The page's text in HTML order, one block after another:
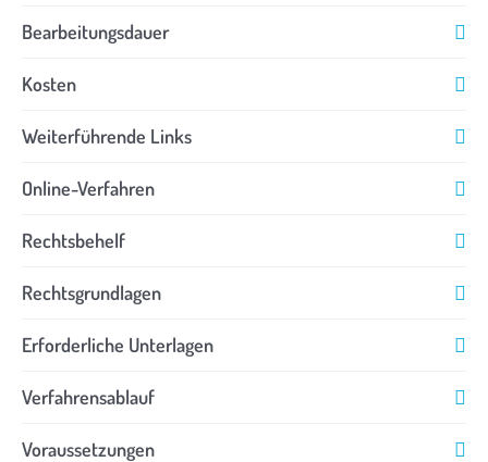
Bearbeitungsdauer
Kosten
Weiterführende Links
Online-Verfahren
Rechtsbehelf
Rechtsgrundlagen
Erforderliche Unterlagen
Verfahrensablauf
Voraussetzungen